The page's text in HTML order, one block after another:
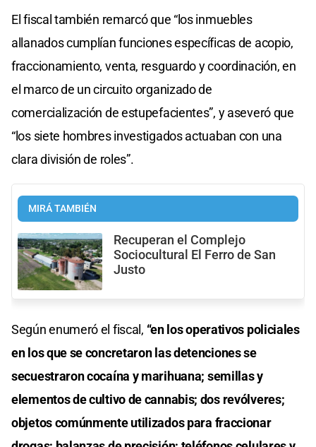
El fiscal también remarcó que “los inmuebles
allanados cumplían funciones específicas de acopio,
fraccionamiento, venta, resguardo y coordinación, en
el marco de un circuito organizado de
comercialización de estupefacientes”, y aseveró que
“los siete hombres investigados actuaban con una
clara división de roles”.
MIRÁ TAMBIÉN
Recuperan el Complejo
Sociocultural El Ferro de San
Justo
Según enumeró el fiscal, “en los operativos policiales
en los que se concretaron las detenciones se
secuestraron cocaína y marihuana; semillas y
elementos de cultivo de cannabis; dos revólveres;
objetos comúnmente utilizados para fraccionar